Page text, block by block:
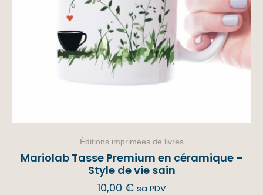
Éditions imprimées de livres
Mariolab Tasse Premium en céramique –
Style de vie sain
10,00 € sa PDV